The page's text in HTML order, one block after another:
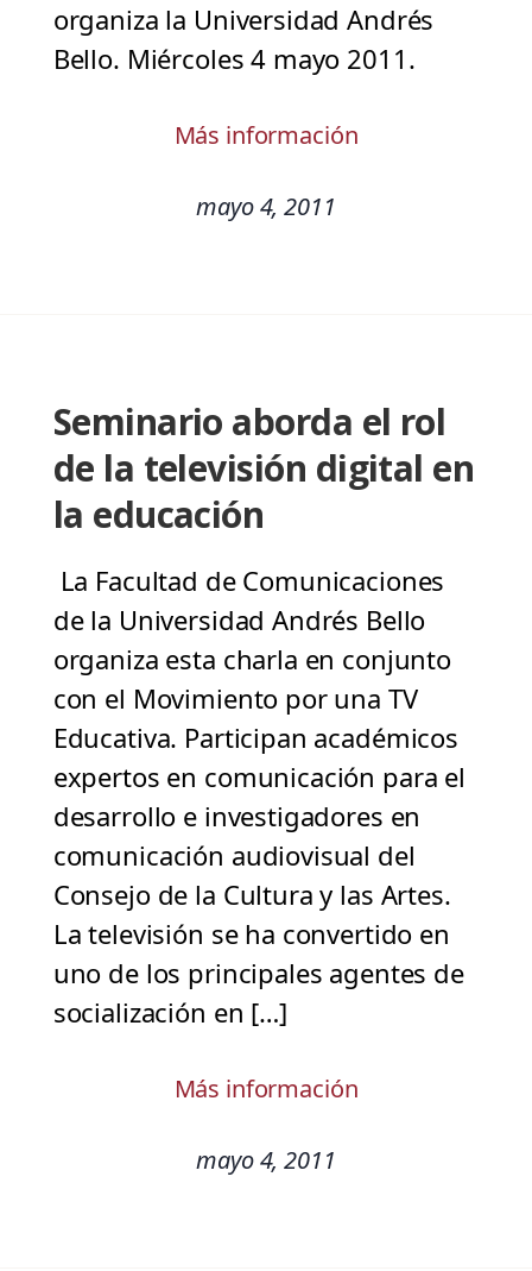
organiza la Universidad Andrés
Bello. Miércoles 4 mayo 2011.
Más información
mayo 4, 2011
Seminario aborda el rol
de la televisión digital en
la educación
La Facultad de Comunicaciones
de la Universidad Andrés Bello
organiza esta charla en conjunto
con el Movimiento por una TV
Educativa. Participan académicos
expertos en comunicación para el
desarrollo e investigadores en
comunicación audiovisual del
Consejo de la Cultura y las Artes.
La televisión se ha convertido en
uno de los principales agentes de
socialización en […]
Más información
mayo 4, 2011